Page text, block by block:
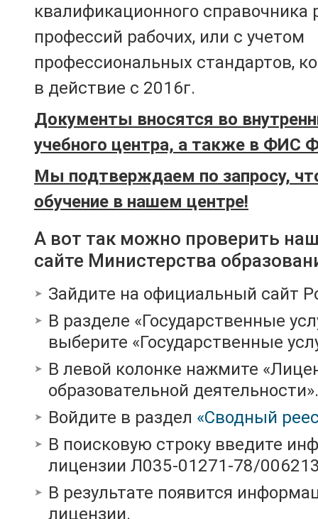
квалификационного справочника
профессий рабочих, или с учетом
профессиональных стандартов,
в действие с 2016г.
Документы вносятся во
учебного центра, а также в ФИС
Мы подтверждаем по запросу,
обучение в нашем центре!
А вот так можно проверить
сайте Министерства
Зайдите на официальный сайт
В разделе «Государственные
выберите «Государственные
В левой колонке нажмите
образовательной деятельности».
Войдите в раздел «Сводный
В поисковую строку введите
лицензии Л035-01271-78/
В результате появится
лицензии.